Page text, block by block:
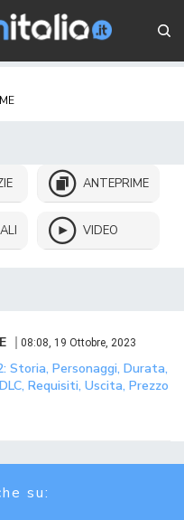
ANTEPRIME
VIDEO
08:08, 19 Ottobre, 2023
Storia, Personaggi, Durata,
Requisiti, Uscita, Prezzo
su: